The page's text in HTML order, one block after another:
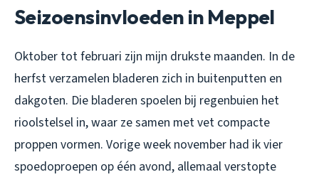
Seizoensinvloeden in Meppel
Oktober tot februari zijn mijn drukste maanden. In de
herfst verzamelen bladeren zich in buitenputten en
dakgoten. Die bladeren spoelen bij regenbuien het
rioolstelsel in, waar ze samen met vet compacte
proppen vormen. Vorige week november had ik vier
spoedoproepen op één avond, allemaal verstopte